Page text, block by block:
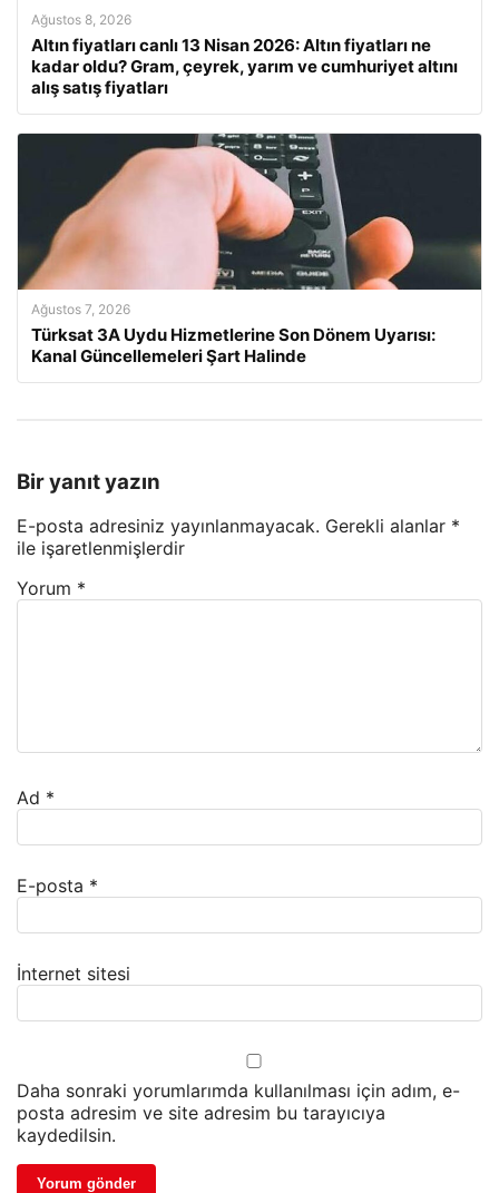
Ağustos 8, 2026
Altın fiyatları canlı 13 Nisan 2026: Altın fiyatları ne
kadar oldu? Gram, çeyrek, yarım ve cumhuriyet altını
alış satış fiyatları
Ağustos 7, 2026
Türksat 3A Uydu Hizmetlerine Son Dönem Uyarısı:
Kanal Güncellemeleri Şart Halinde
Bir yanıt yazın
E-posta adresiniz yayınlanmayacak. Gerekli alanlar *
ile işaretlenmişlerdir
Yorum *
Ad *
E-posta *
İnternet sitesi
Daha sonraki yorumlarımda kullanılması için adım, e-
posta adresim ve site adresim bu tarayıcıya
kaydedilsin.